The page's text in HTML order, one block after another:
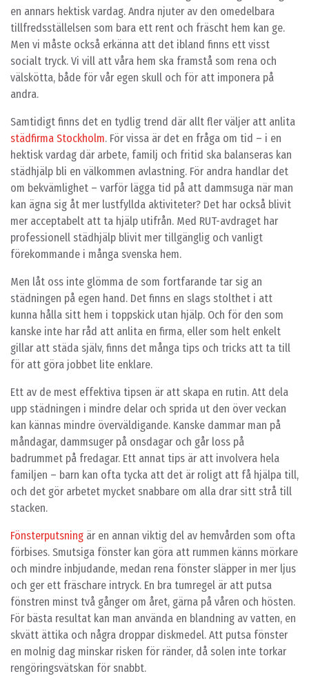
en annars hektisk vardag. Andra njuter av den omedelbara
tillfredsställelsen som bara ett rent och fräscht hem kan ge.
Men vi måste också erkänna att det ibland finns ett visst
socialt tryck. Vi vill att våra hem ska framstå som rena och
välskötta, både för vår egen skull och för att imponera på
andra.
Samtidigt finns det en tydlig trend där allt fler väljer att anlita
städfirma Stockholm. För vissa är det en fråga om tid – i en
hektisk vardag där arbete, familj och fritid ska balanseras kan
städhjälp bli en välkommen avlastning. För andra handlar det
om bekvämlighet – varför lägga tid på att dammsuga när man
kan ägna sig åt mer lustfyllda aktiviteter? Det har också blivit
mer acceptabelt att ta hjälp utifrån. Med RUT-avdraget har
professionell städhjälp blivit mer tillgänglig och vanligt
förekommande i många svenska hem.
Men låt oss inte glömma de som fortfarande tar sig an
städningen på egen hand. Det finns en slags stolthet i att
kunna hålla sitt hem i toppskick utan hjälp. Och för den som
kanske inte har råd att anlita en firma, eller som helt enkelt
gillar att städa själv, finns det många tips och tricks att ta till
för att göra jobbet lite enklare.
Ett av de mest effektiva tipsen är att skapa en rutin. Att dela
upp städningen i mindre delar och sprida ut den över veckan
kan kännas mindre överväldigande. Kanske dammar man på
måndagar, dammsuger på onsdagar och går loss på
badrummet på fredagar. Ett annat tips är att involvera hela
familjen – barn kan ofta tycka att det är roligt att få hjälpa till,
och det gör arbetet mycket snabbare om alla drar sitt strå till
stacken.
Fönsterputsning är en annan viktig del av hemvården som ofta
förbises. Smutsiga fönster kan göra att rummen känns mörkare
och mindre inbjudande, medan rena fönster släpper in mer ljus
och ger ett fräschare intryck. En bra tumregel är att putsa
fönstren minst två gånger om året, gärna på våren och hösten.
För bästa resultat kan man använda en blandning av vatten, en
skvätt ättika och några droppar diskmedel. Att putsa fönster
en molnig dag minskar risken för ränder, då solen inte torkar
rengöringsvätskan för snabbt.